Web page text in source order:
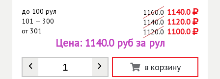
до 100 рул 1160.0 1140.0
101 — 300 1140.0 1120.0
от301 1120.0 1100.0
Количество *
Цена: 1140.0 руб за рул
в корзину